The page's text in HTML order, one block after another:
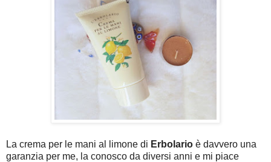
La crema per le mani al limone di Erbolario è davvero una
garanzia per me, la conosco da diversi anni e mi piace